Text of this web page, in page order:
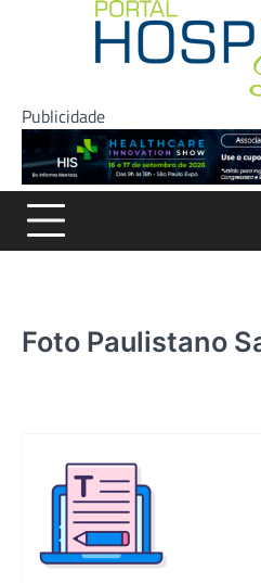
Publicidade
Foto Paulistano